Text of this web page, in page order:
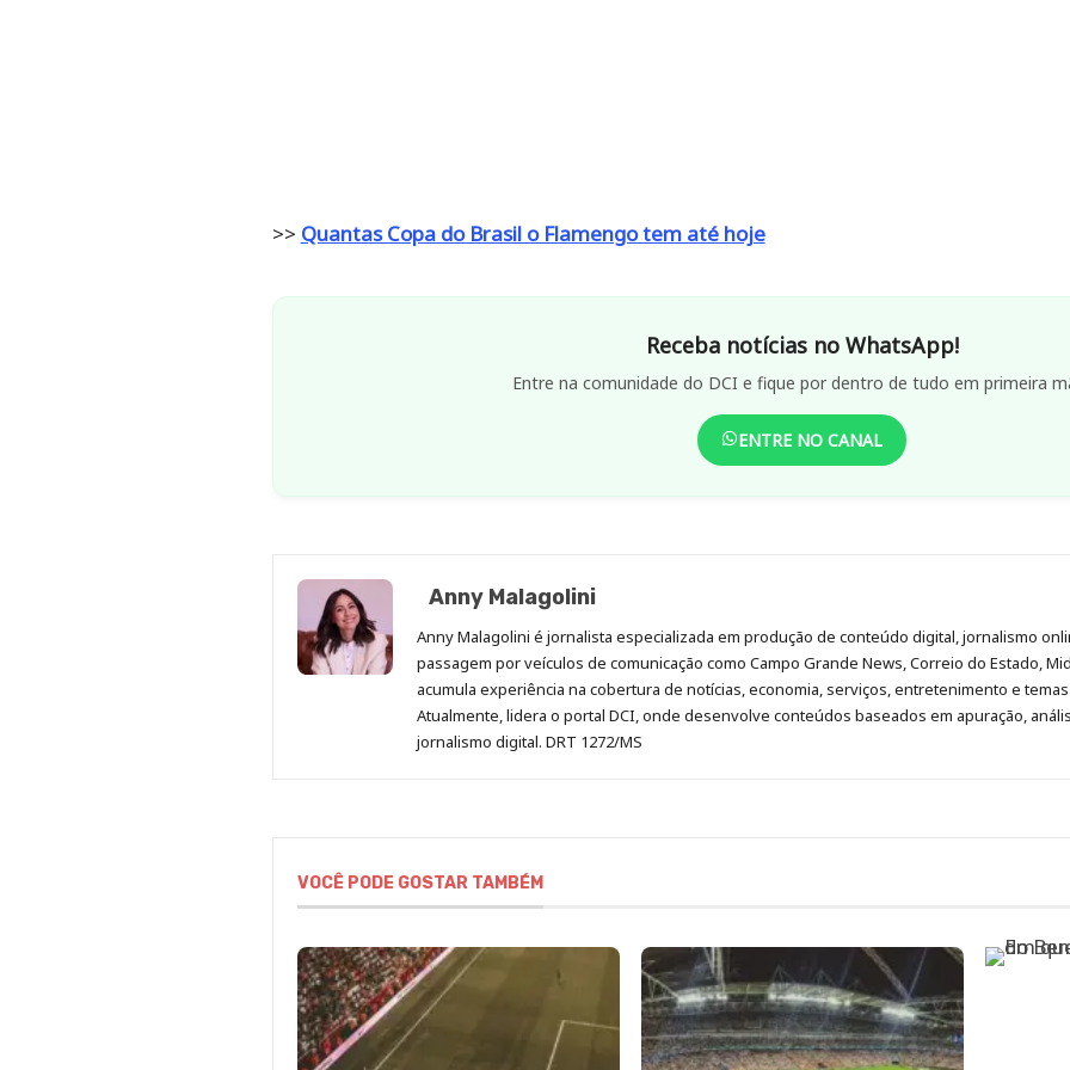
>> Quantas Copa do Brasil o Flamengo tem até hoje
Receba notícias no WhatsApp!
Entre na comunidade do DCI e fique por dentro de tudo em primeira
ENTRE NO CANAL
Anny Malagolini
Anny Malagolini é jornalista especializada em produção de conteúdo digital, jornalismo
passagem por veículos de comunicação como Campo Grande News, Correio do Estado,
acumula experiência na cobertura de notícias, economia, serviços, entretenimento e
Atualmente, lidera o portal DCI, onde desenvolve conteúdos baseados em apuração,
jornalismo digital. DRT 1272/MS
VOCÊ PODE GOSTAR TAMBÉM